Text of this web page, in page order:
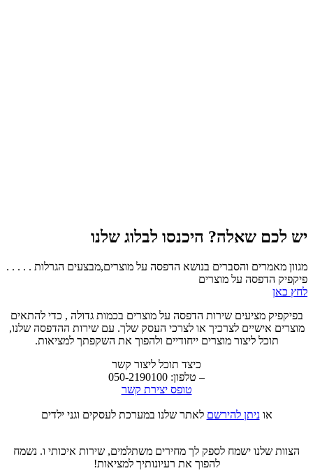
יש לכם שאלה? היכנסו לבלוג שלנו
מגוון מאמרים והסברים בנושא הדפסה על מוצרים,מבצעים הגרלות . . . . .
פיקפיק הדפסה על מוצרים
לחץ כאן
בפיקפיק מציעים שירות הדפסה על מוצרים בכמות גדולה , כדי להתאים
מוצרים אישיים לצרכיך או לצרכי העסק שלך. עם שירות ההדפסה שלנו,
תוכל ליצור מוצרים ייחודיים ולהפוך את השקפתך למציאות.
כיצד תוכל ליצור קשר
– טלפון: 050-2190100
טופס יצירת קשר
אוניתן להירשם לאתר שלנו במערכת לעסקים וגני ילדים
הצוות שלנו ישמח לספק לך מחירים משתלמים, שירות איכותי ו. נשמח
להפוך את רעיונותיך למציאות!